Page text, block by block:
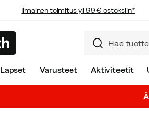
Ilmainen toimitus yli 99 € ostoksiin*
Lapset Varusteet Aktiviteetit